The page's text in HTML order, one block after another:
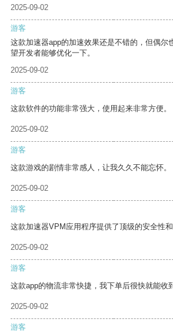
2025-09-02
游客
这款加速器app的加速效果还是不错的，但偶尔
望开发者能够优化一下。
2025-09-02
游客
这款软件的功能非常强大，使用起来非常方便。
2025-09-02
游客
这款游戏的剧情非常感人，让我久久不能忘怀。
2025-09-02
游客
这款加速器VPM应用程序提供了顶级的安全性和
2025-09-02
游客
这款app的物流非常快捷，我下单后很快就能收
2025-09-02
游客